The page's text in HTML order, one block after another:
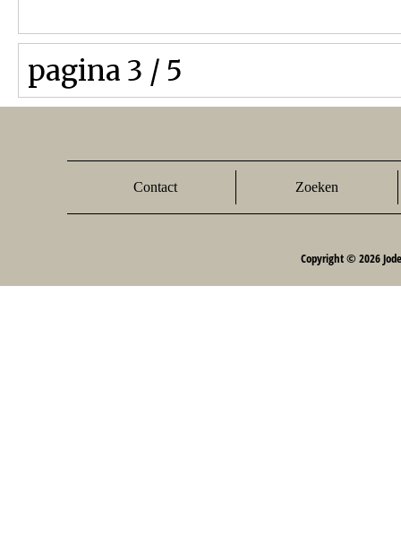
pagina 3 / 5
Contact Zoeken
Copyright © 2026